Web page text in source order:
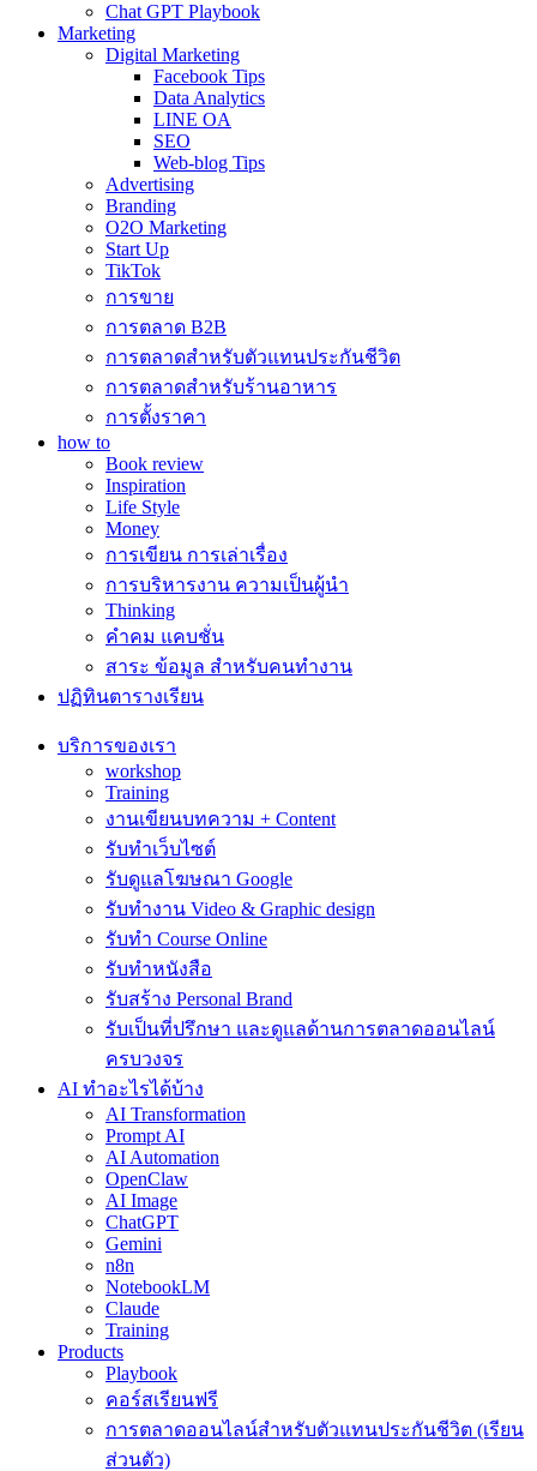
Chat GPT Playbook
Marketing
Digital Marketing
Facebook Tips
Data Analytics
LINE OA
SEO
Web-blog Tips
Advertising
Branding
O2O Marketing
Start Up
TikTok
การขาย
การตลาด B2B
การตลาดสำหรับตัวแทนประกันชีวิต
การตลาดสำหรับร้านอาหาร
การตั้งราคา
how to
Book review
Inspiration
Life Style
Money
การเขียน การเล่าเรื่อง
การบริหารงาน ความเป็นผู้นำ
Thinking
คำคม แคบชั่น
สาระ ข้อมูล สำหรับคนทำงาน
ปฏิทินตารางเรียน
บริการของเรา
workshop
Training
งานเขียนบทความ + Content
รับทำเว็บไซต์
รับดูแลโฆษณา Google
รับทำงาน Video & Graphic design
รับทำ Course Online
รับทำหนังสือ
รับสร้าง Personal Brand
รับเป็นที่ปรึกษา และดูแลด้านการตลาดออนไลน์
ครบวงจร
AI ทำอะไรได้บ้าง
AI Transformation
Prompt AI
AI Automation
OpenClaw
AI Image
ChatGPT
Gemini
n8n
NotebookLM
Claude
Training
Products
Playbook
คอร์สเรียนฟรี
การตลาดออนไลน์สำหรับตัวแทนประกันชีวิต (เรียน
ส่วนตัว)